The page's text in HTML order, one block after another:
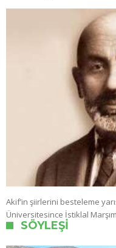
Akif’in şiirlerini besteleme
Üniversitesince İstiklal
SÖYLEŞI